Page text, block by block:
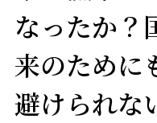
なったか？
来のために
避けられな